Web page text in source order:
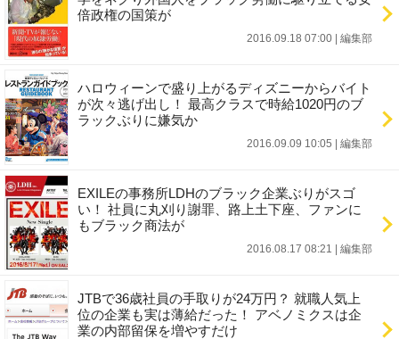
倍政権の国策が
2016.09.18 07:00 編集部
ハロウィーンで盛り上がるディズニーからバイト
が次々逃げ出し！ 最高クラスで時給1020円のブ
ラックぶりに嫌気か
2016.09.09 10:05 編集部
EXILEの事務所LDHのブラック企業ぶりがスゴ
い！ 社員に丸刈り謝罪、路上土下座、ファンに
もブラック商法が
2016.08.17 08:21 編集部
JTBで36歳社員の手取りが24万円？ 就職人気上
位の企業も実は薄給だった！ アベノミクスは企
業の内部留保を増やすだけ